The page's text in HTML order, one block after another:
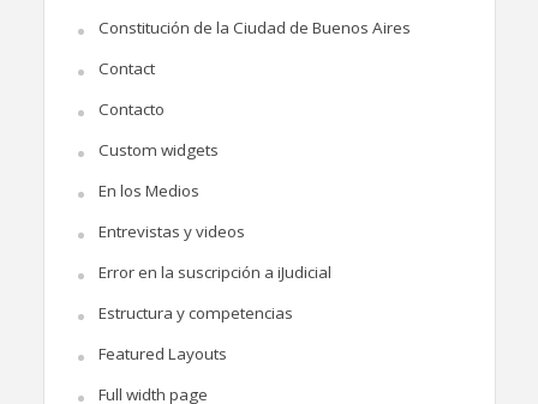
Constitución de la Ciudad de Buenos Aires
Contact
Contacto
Custom widgets
En los Medios
Entrevistas y videos
Error en la suscripción a iJudicial
Estructura y competencias
Featured Layouts
Full width page